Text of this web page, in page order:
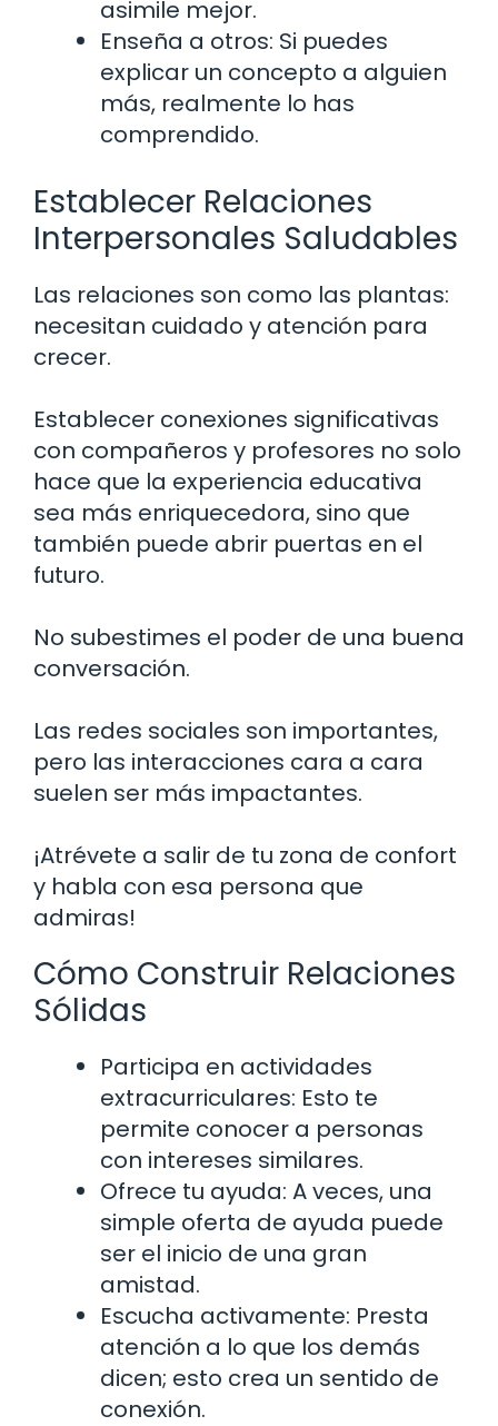
asimile mejor.
Enseña a otros: Si puedes
explicar un concepto a alguien
más, realmente lo has
comprendido.
Establecer Relaciones
Interpersonales Saludables
Las relaciones son como las plantas:
necesitan cuidado y atención para
crecer.
Establecer conexiones significativas
con compañeros y profesores no solo
hace que la experiencia educativa
sea más enriquecedora, sino que
también puede abrir puertas en el
futuro.
No subestimes el poder de una buena
conversación.
Las redes sociales son importantes,
pero las interacciones cara a cara
suelen ser más impactantes.
¡Atrévete a salir de tu zona de confort
y habla con esa persona que
admiras!
Cómo Construir Relaciones
Sólidas
Participa en actividades
extracurriculares: Esto te
permite conocer a personas
con intereses similares.
Ofrece tu ayuda: A veces, una
simple oferta de ayuda puede
ser el inicio de una gran
amistad.
Escucha activamente: Presta
atención a lo que los demás
dicen; esto crea un sentido de
conexión.